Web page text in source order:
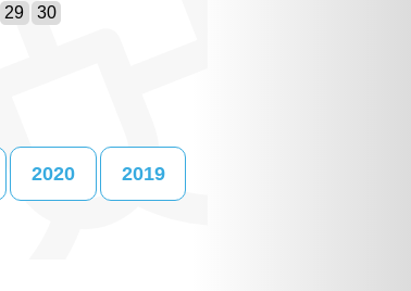
29 30
2020 2019